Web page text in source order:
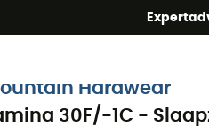
Hardwear
30F/-1C -